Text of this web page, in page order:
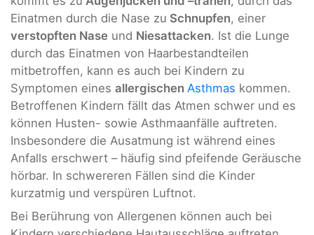
Einatmen durch die Nase zu Schnupfen, einer
verstopften Nase und Niesattacken. Ist die Lunge
durch das Einatmen von Haarbestandteilen
mitbetroffen, kann es auch bei Kindern zu
Symptomen eines allergischen Asthmas kommen.
Betroffenen Kindern fällt das Atmen schwer und es
können Husten- sowie Asthmaanfälle auftreten.
Insbesondere die Ausatmung ist während eines
Anfalls erschwert – häufig sind pfeifende Geräusche
hörbar. In schwereren Fällen sind die Kinder
kurzatmig und verspüren Luftnot.
Bei Berührung von Allergenen können auch bei